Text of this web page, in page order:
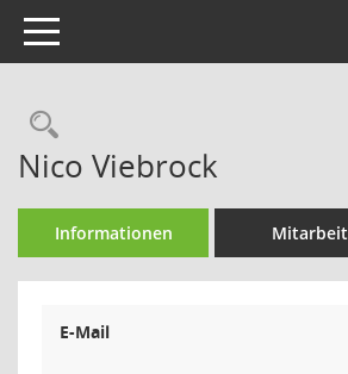
Toggle navigation
Rechercheauswahl
Nico Viebrock
Informationen Mitarbeit
E-Mail